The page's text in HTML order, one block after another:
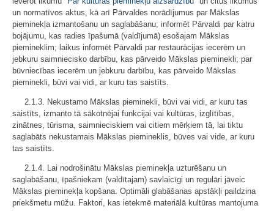
un normatīvos aktus, kā arī Pārvaldes norādījumus par Mākslas
pieminekļa izmantošanu un saglabāšanu; informēt Pārvaldi par katru
bojājumu, kas radies īpašumā (valdījumā) esošajam Mākslas
piemineklim; laikus informēt Pārvaldi par restaurācijas iecerēm un
jebkuru saimniecisko darbību, kas pārveido Mākslas pieminekli; par
būvniecības iecerēm un jebkuru darbību, kas pārveido Mākslas
pieminekli, būvi vai vidi, ar kuru tas saistīts.
2.1.3. Nekustamo Mākslas pieminekli, būvi vai vidi, ar kuru tas
saistīts, izmanto tā sākotnējai funkcijai vai kultūras, izglītības,
zinātnes, tūrisma, saimnieciskiem vai citiem mērķiem tā, lai tiktu
saglabāts nekustamais Mākslas piemineklis, būves vai vide, ar kuru
tas saistīts.
2.1.4. Lai nodrošinātu Mākslas pieminekļa uzturēšanu un
saglabāšanu, īpašniekam (valdītajam) savlaicīgi un regulāri jāveic
Mākslas pieminekļa kopšana. Optimāli glabāšanas apstākļi paildzina
priekšmetu mūžu. Faktori, kas ietekmē materiālā kultūras mantojuma